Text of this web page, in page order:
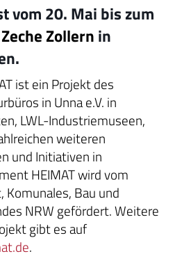
vom 20. Mai bis zum
Zeche Zollern in
ist ein Projekt des
in Unna e.V. in
LWL-Industriemuseen,
weiteren
und Initiativen in
HEIMAT wird vom
Bau und
NRW gefördert. Weitere
gibt es auf
.